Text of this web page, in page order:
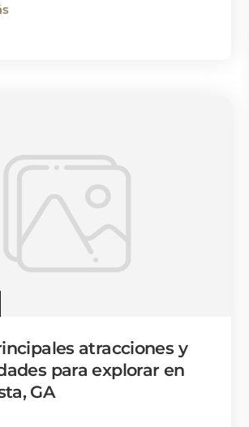
atracciones y
para explorar en
GA